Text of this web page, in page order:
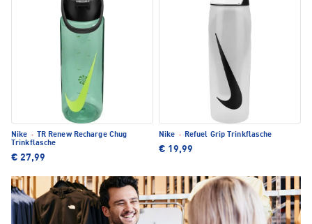
Nike ·
TR Renew Recharge Chug
Trinkflasche
€ 27,99
Nike · Refuel Grip Trinkflasche
€ 19,99